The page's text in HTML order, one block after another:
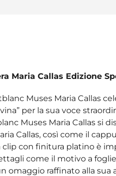
Maria Callas Edizione
Muses Maria Callas
per la sua voce
Muses Maria Callas si
Callas, così come il
clip con finitura platino è
come il motivo a
raffinato alla sua